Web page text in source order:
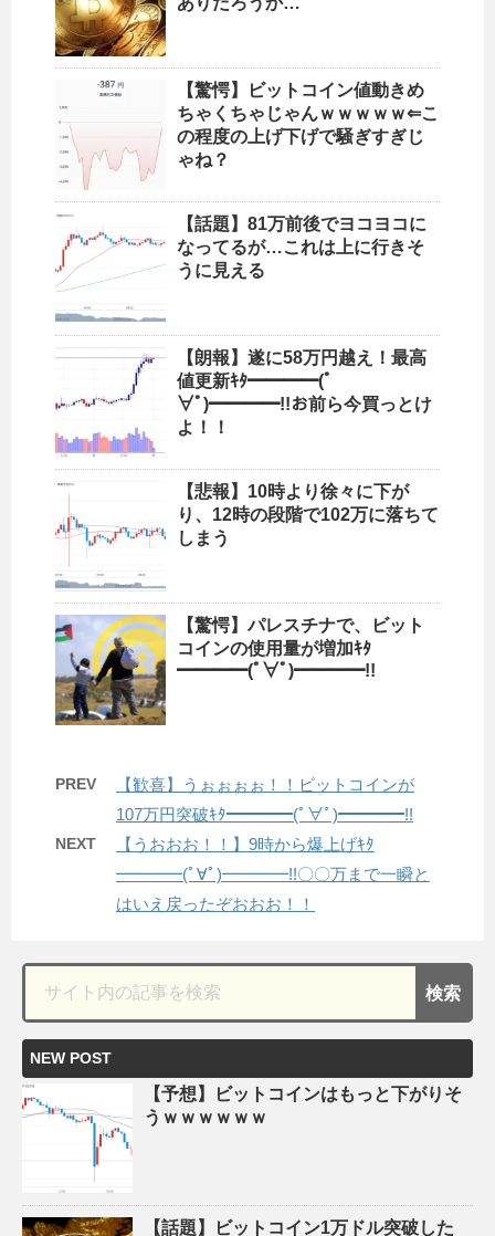
【驚愕】ビットコイン値動きめ
ちゃくちゃじゃんｗｗｗｗｗ⇐こ
の程度の上げ下げで騒ぎすぎじ
ゃね？
【話題】81万前後でヨコヨコに
なってるが…これは上に行きそ
うに見える
【朗報】遂に58万円越え！最高
値更新ｷﾀ━━━━(ﾟ
∀ﾟ)━━━━!!お前ら今買っとけ
よ！！
【悲報】10時より徐々に下が
り、12時の段階で102万に落ちて
しまう
【驚愕】パレスチナで、ビット
コインの使用量が増加ｷﾀ
━━━━(ﾟ∀ﾟ)━━━━!!
PREV
【歓喜】うぉぉぉぉ！！ビットコインが
107万円突破ｷﾀ━━━━(ﾟ∀ﾟ)━━━━!!
NEXT
【うおおお！！】9時から爆上げｷﾀ
━━━━(ﾟ∀ﾟ)━━━━!!〇〇万まで一瞬と
はいえ戻ったぞおおお！！
NEW POST
【予想】ビットコインはもっと下がりそ
うｗｗｗｗｗｗ
【話題】ビットコイン1万ドル突破した